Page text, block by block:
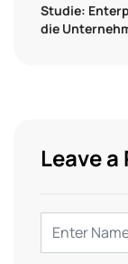
Studie:
die
Leave a